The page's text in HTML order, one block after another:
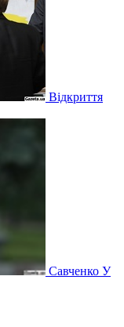
Відкриття
Савченко У